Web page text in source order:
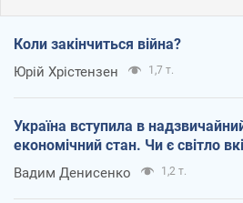
Коли закінчиться війна?
Юрій Хрістензен 1,7 т.
Україна вступила в
економічний стан. Чи є світло
Вадим Денисенко 1,2 т.